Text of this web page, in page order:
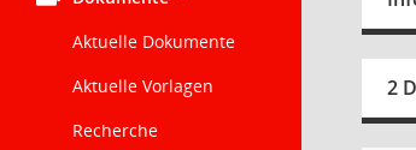
Aktuelle Dokumente
Aktuelle Vorlagen
Recherche
2